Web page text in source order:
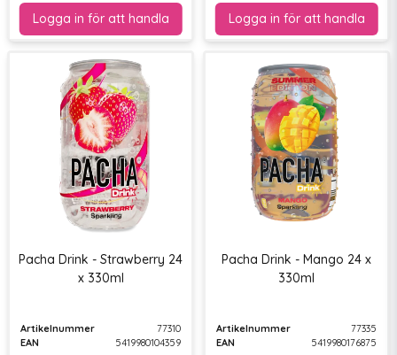
Pacha Drink - Strawberry 24
x 330ml
Artikelnummer
77310
EAN
5419980104359
Pacha Drink - Mango 24 x
330ml
Artikelnummer
77335
EAN
5419980176875